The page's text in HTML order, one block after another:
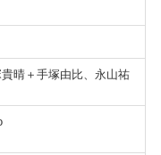
晴＋手塚由比、永山祐